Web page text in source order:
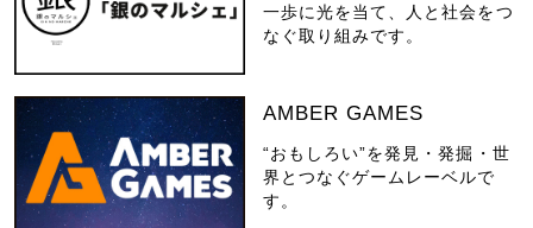
一歩に光を当て、人と社会をつ
なぐ取り組みです。
AMBER GAMES
“おもしろい”を発見・発掘・世
界とつなぐゲームレーベルで
す。